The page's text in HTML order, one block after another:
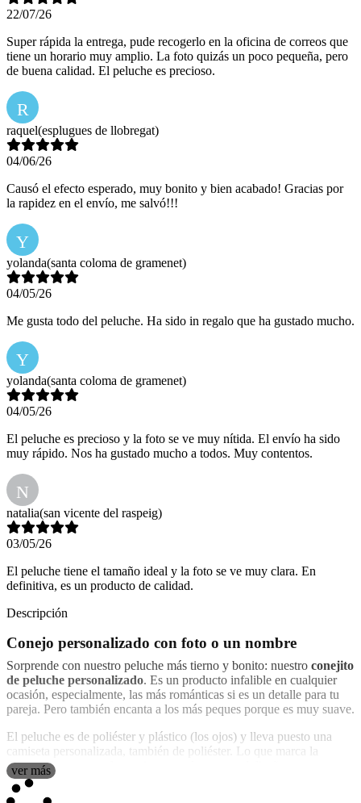
22/07/26
Super rápida la entrega, pude recogerlo en la oficina de correos que
tiene un horario muy amplio. La foto quizás un poco pequeña, pero
de buena calidad. El peluche es precioso.
R
raquel(esplugues de llobregat)
04/06/26
Causó el efecto esperado, muy bonito y bien acabado! Gracias por
la rapidez en el envío, me salvó!!!
Y
yolanda(santa coloma de gramenet)
04/05/26
Me gusta todo del peluche. Ha sido in regalo que ha gustado mucho.
Y
yolanda(santa coloma de gramenet)
04/05/26
El peluche es precioso y la foto se ve muy nítida. El envío ha sido
muy rápido. Nos ha gustado mucho a todos. Muy contentos.
N
natalia(san vicente del raspeig)
03/05/26
El peluche tiene el tamaño ideal y la foto se ve muy clara. En
definitiva, es un producto de calidad.
Descripción
Conejo personalizado con foto o un nombre
Sorprende con nuestro peluche más tierno y bonito: nuestro conejito
de peluche personalizado. Es un producto infalible en cualquier
ocasión, especialmente, las más románticas si es un detalle para tu
pareja. Pero también encanta a los más peques porque es muy suave.
El peluche es de poliéster y plástico (los ojos) y lleva puesto una
camiseta personalizada, también de poliéster. Lo que marca la
diferencia es que en la camiseta puedes poner el diseño, texto,
dedicatoria o fotografía que quieras y así obtener un
personalizado de conejo
ver más